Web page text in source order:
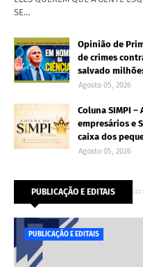
SE…
Opinião de
de crimes
salvado
Agosto 05, 2026
Coluna SIMPI
empresários e
caixa dos
Agosto 05, 2026
PUBLICAÇÃO E EDITAIS
PUBLICAÇÃO E EDITAIS